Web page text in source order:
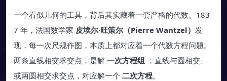
一个看似几何的工具，背后其实藏着一套严格的代数。183
7 年，法国数学家 皮埃尔·旺策尔（Pierre Wantzel） 发
现，每一次尺规作图，本质上都对应着一个代数方程问题。
两条直线相交求交点，是解 一次方程组 ；直线与圆相交、
或两圆相交求交点，对应解一个 二次方程。